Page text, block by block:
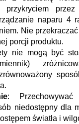
przykryciem
naparu 4
Nie
porcji produktu.
nie mogą być
:
niedostępny dla
światła i